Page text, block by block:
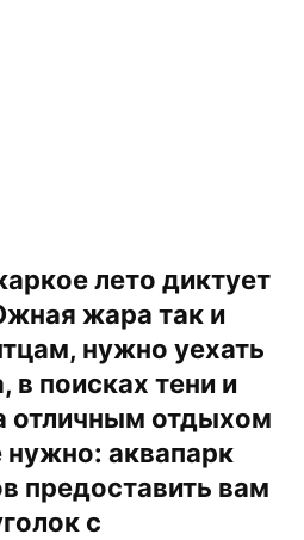
лето диктует
жара так и
нужно уехать
в поисках тени и
отличным отдыхом
нужно: аквапарк
предоставить вам
с